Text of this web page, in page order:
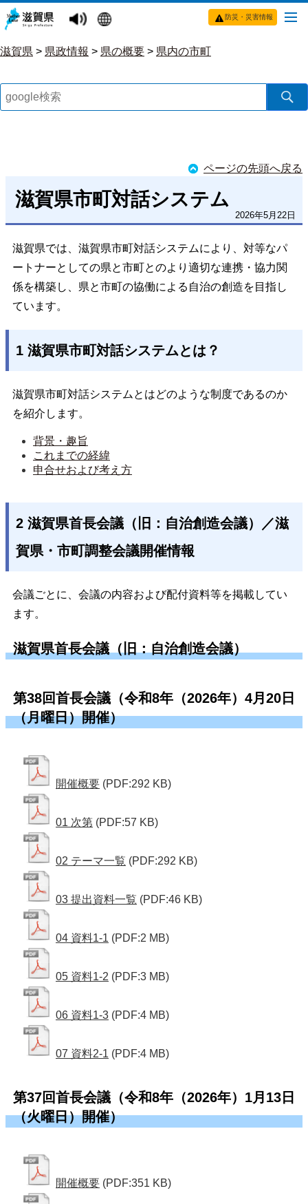
防災・災害情報
滋賀県 > 県政情報 > 県の概要 > 県内の市町
ページの先頭へ戻る
滋賀県市町対話システム
2026年5月22日
滋賀県では、滋賀県市町対話システムにより、対等なパ
ートナーとしての県と市町とのより適切な連携・協力関
係を構築し、県と市町の協働による自治の創造を目指し
ています。
1 滋賀県市町対話システムとは？
滋賀県市町対話システムとはどのような制度であるのか
を紹介します。
背景・趣旨
これまでの経緯
申合せおよび考え方
2 滋賀県首長会議（旧：自治創造会議）／滋
賀県・市町調整会議開催情報
会議ごとに、会議の内容および配付資料等を掲載してい
ます。
滋賀県首長会議（旧：自治創造会議）
第38回首長会議（令和8年（2026年）4月20日
（月曜日）開催）
開催概要 (PDF:292 KB)
01 次第 (PDF:57 KB)
02 テーマ一覧 (PDF:292 KB)
03 提出資料一覧 (PDF:46 KB)
04 資料1-1 (PDF:2 MB)
05 資料1-2 (PDF:3 MB)
06 資料1-3 (PDF:4 MB)
07 資料2-1 (PDF:4 MB)
第37回首長会議（令和8年（2026年）1月13日
（火曜日）開催）
開催概要 (PDF:351 KB)